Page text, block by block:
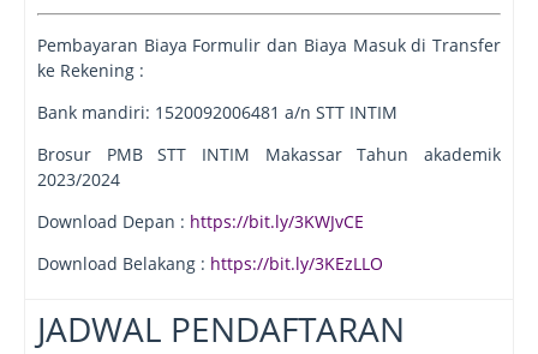
Pembayaran Biaya Formulir dan Biaya Masuk di Transfer
ke Rekening :
Bank mandiri: 1520092006481 a/n STT INTIM
Brosur PMB STT INTIM Makassar Tahun akademik
2023/2024
Download Depan : https://bit.ly/3KWJvCE
Download Belakang : https://bit.ly/3KEzLLO
JADWAL PENDAFTARAN